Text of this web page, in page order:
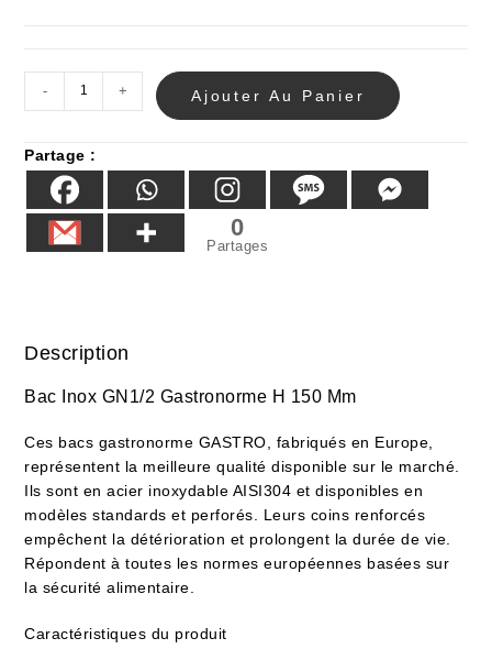
- + Ajouter Au Panier
Partage :
0
Partages
Description
Bac Inox GN1/2 Gastronorme H 150 Mm
Ces bacs gastronorme GASTRO, fabriqués en Europe,
représentent la meilleure qualité disponible sur le marché.
Ils sont en acier inoxydable AISI304 et disponibles en
modèles standards et perforés. Leurs coins renforcés
empêchent la détérioration et prolongent la durée de vie.
Répondent à toutes les normes européennes basées sur
la sécurité alimentaire.
Caractéristiques du produit